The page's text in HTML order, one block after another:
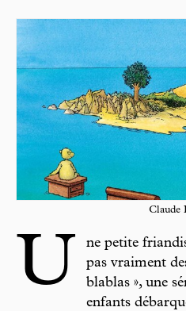
Claude
U
ne petite
pas vraiment
blablas », une
enfants